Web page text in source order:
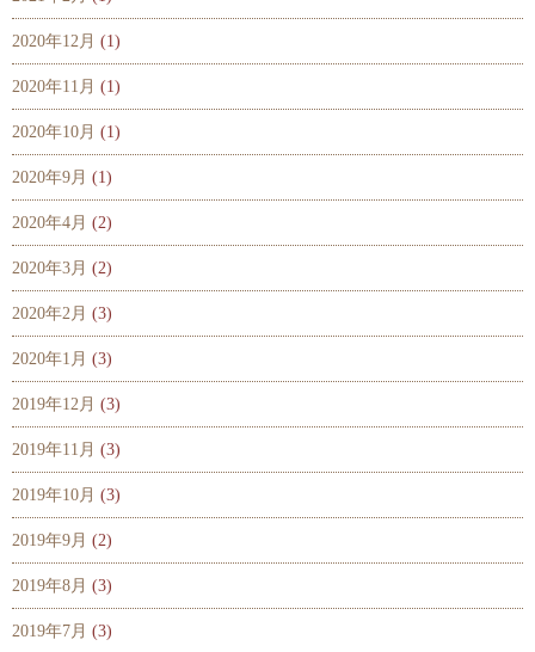
2020年12月 (1)
2020年11月 (1)
2020年10月 (1)
2020年9月 (1)
2020年4月 (2)
2020年3月 (2)
2020年2月 (3)
2020年1月 (3)
2019年12月 (3)
2019年11月 (3)
2019年10月 (3)
2019年9月 (2)
2019年8月 (3)
2019年7月 (3)